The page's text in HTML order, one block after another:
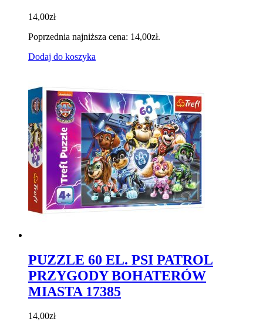
14,00zł
Poprzednia najniższa cena: 14,00zł.
Dodaj do koszyka
PUZZLE 60 EL. PSI PATROL
PRZYGODY BOHATERÓW
MIASTA 17385
14,00zł